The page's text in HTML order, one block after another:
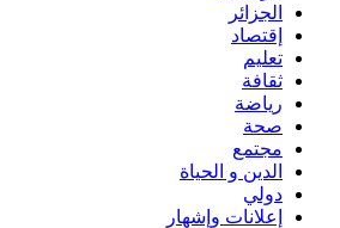
الجزائر
إقتصاد
تعليم
ثقافة
رياضة
صحة
مجتمع
الدين و الحياة
دولي
إعلانات وإشهار